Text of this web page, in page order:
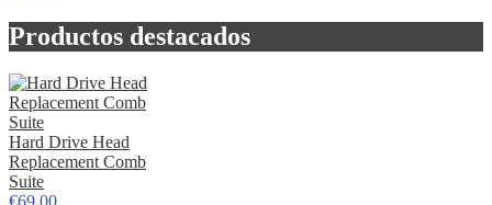
Productos destacados
Hard Drive Head
Replacement Comb
Suite
€69.00